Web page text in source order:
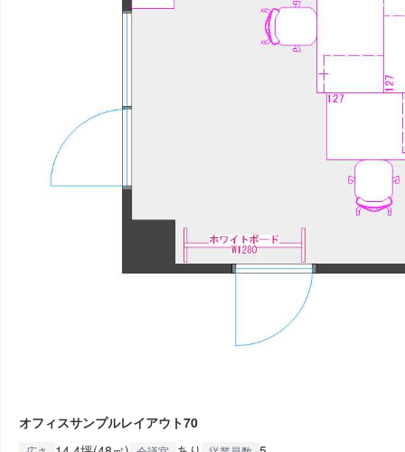
オフィスサンプルレイアウト70